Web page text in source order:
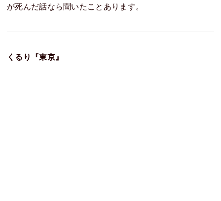
が死んだ話なら聞いたことあります。
くるり『東京』